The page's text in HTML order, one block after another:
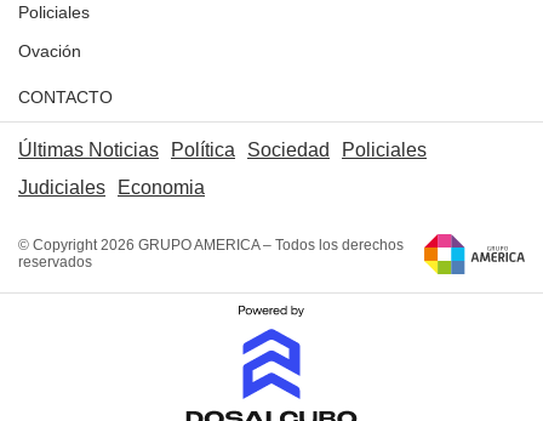
Policiales
Ovación
CONTACTO
Últimas Noticias Política Sociedad
Policiales
Judiciales
Economia
© Copyright 2026 GRUPO AMERICA – Todos los derechos
reservados